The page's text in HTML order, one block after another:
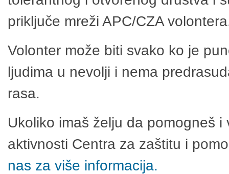
priključe mreži APC/CZA
Volonter može biti svako ko je
ljudima u nevolji i nema
rasa.
Ukoliko imaš želju da pomogneš
aktivnosti Centra za zaštitu i
nas za više informacija.